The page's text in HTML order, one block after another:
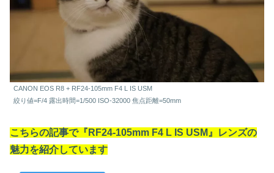
CANON EOS R8 + RF24-105mm F4 L IS USM
絞り値=F/4 露出時間=1/500 ISO-32000 焦点距離=50mm
こちらの記事で『RF24-105mm F4 L IS USM』レンズの
魅力を紹介しています